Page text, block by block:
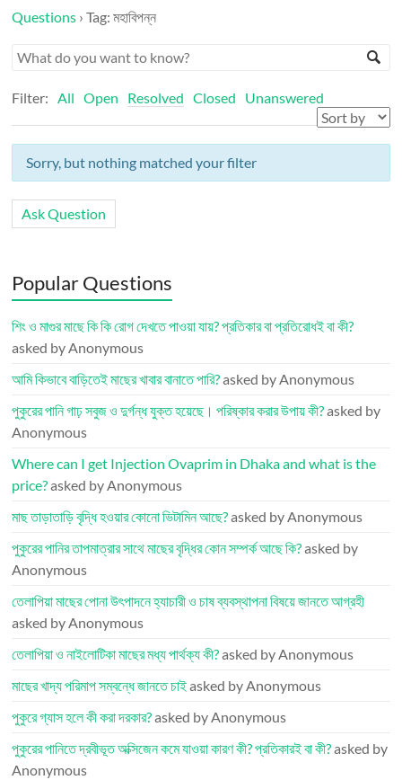
Questions ›Tag: মহাবিপন্ন
Filter: All Open Resolved Closed Unanswered
Sorry, but nothing matched your filter
Ask Question
Popular Questions
শিং ও মাগুর মাছে কি কি রোগ দেখতে পাওয়া যায়? প্রতিকার বা প্রতিরোধই বা কী?
asked by Anonymous
আমি কিভাবে বাড়িতেই মাছের খাবার বানাতে পারি?asked by Anonymous
পুকুরের পানি গাঢ় সবুজ ও দুর্গন্ধ যুক্ত হয়েছে। পরিষ্কার করার উপায় কী?asked by
Anonymous
Where can I get Injection Ovaprim in Dhaka and what is the
price?asked by Anonymous
মাছ তাড়াতাড়ি বৃদ্ধি হওয়ার কোনো ভিটামিন আছে?asked by Anonymous
পুকুরের পানির তাপমাত্রার সাথে মাছের বৃদ্ধির কোন সম্পর্ক আছে কি?asked by
Anonymous
তেলাপিয়া মাছের পোনা উৎপাদনে হ্যাচারী ও চাষ ব্যবস্থাপনা বিষয়ে জানতে আগ্রহী
asked by Anonymous
তেলাপিয়া ও নাইলোটিকা মাছের মধ্য পার্থক্য কী?asked by Anonymous
মাছের খাদ্য পরিমাপ সম্বন্ধে জানতে চাইasked by Anonymous
পুকুরে গ্যাস হলে কী করা দরকার?asked by Anonymous
পুকুরের পানিতে দ্রবীভূত অক্সিজেন কমে যাওয়া কারণ কী? প্রতিকারই বা কী?asked by
Anonymous